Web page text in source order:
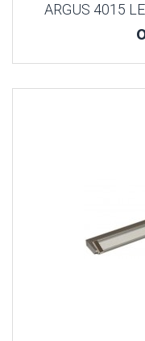
ARGUS 4015